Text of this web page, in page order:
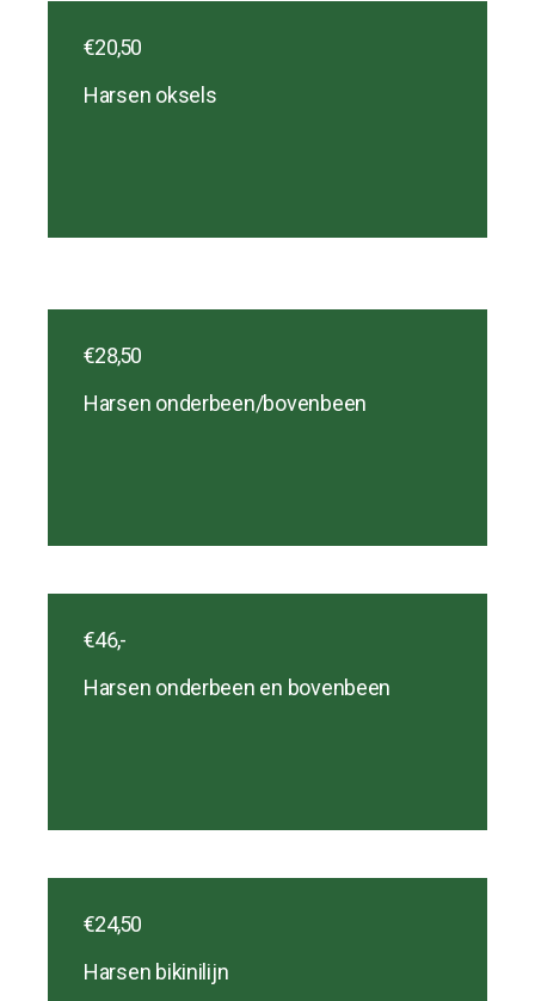
€20,50
Harsen oksels
€28,50
Harsen onderbeen/bovenbeen
€46,-
Harsen onderbeen en bovenbeen
€24,50
Harsen bikinilijn